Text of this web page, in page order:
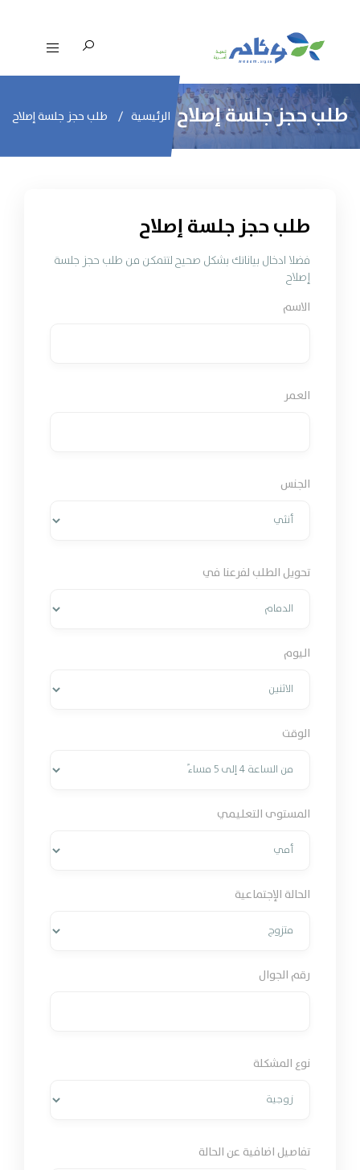
طلب حجز جلسة إصلاح الرئيسية طلب حجز جلسة إصلاح
طلب حجز جلسة إصلاح
فضلا ادخال بياناتك بشكل صحيح لتتمكن من طلب حجز جلسة
إصلاح
الاسم
العمر
الجنس
تحويل الطلب لفرعنا في
اليوم
الوقت
المستوى التعليمي
الحالة الإجتماعية
رقم الجوال
نوع المشكلة
تفاصيل اضافية عن الحالة